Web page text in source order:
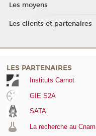
Les moyens
Les clients et partenaires
LES PARTENAIRES
Instituts Carnot
GIE S2A
SATA
La recherche au Cnam